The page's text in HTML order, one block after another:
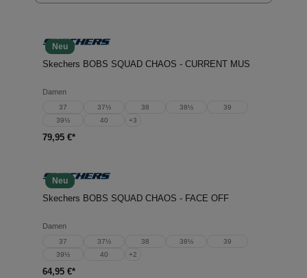
Neu
Skechers BOBS SQUAD CHAOS - CURRENT MUS
Damen
37 37½ 38 38½
39
39½
40 +3
79,95 €*
Neu
Skechers BOBS SQUAD CHAOS - FACE OFF
Damen
37 37½ 38 38½
39
39½
40 +2
64,95 €*